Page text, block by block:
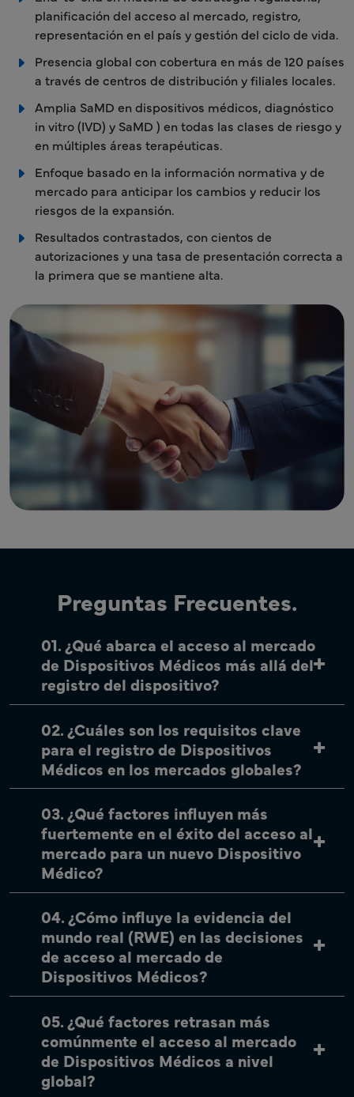
planificación del acceso al mercado, registro,
representación en el país y gestión del ciclo de vida.
Presencia global con cobertura en más de 120 países
a través de centros de distribución y filiales locales.
Amplia SaMD en dispositivos médicos, diagnóstico
in vitro (IVD) y SaMD ) en todas las clases de riesgo y
en múltiples áreas terapéuticas.
Enfoque basado en la información normativa y de
mercado para anticipar los cambios y reducir los
riesgos de la expansión.
Resultados contrastados, con cientos de
autorizaciones y una tasa de presentación correcta a
la primera que se mantiene alta.
Preguntas Frecuentes.
01. ¿Qué abarca el acceso al mercado
de Dispositivos Médicos más allá del
registro del dispositivo?
02. ¿Cuáles son los requisitos clave
para el registro de Dispositivos
Médicos en los mercados globales?
03. ¿Qué factores influyen más
fuertemente en el éxito del acceso al
mercado para un nuevo Dispositivo
Médico?
04. ¿Cómo influye la evidencia del
mundo real (RWE) en las decisiones
de acceso al mercado de
Dispositivos Médicos?
05. ¿Qué factores retrasan más
comúnmente el acceso al mercado
de Dispositivos Médicos a nivel
global?